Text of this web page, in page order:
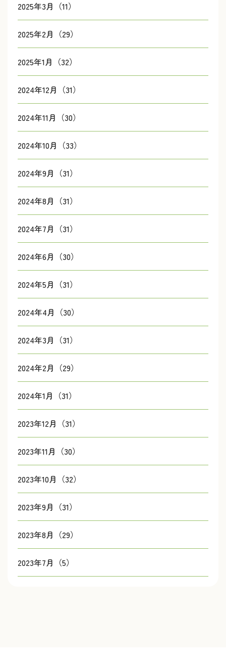
2025年3月（11）
2025年2月（29）
2025年1月（32）
2024年12月（31）
2024年11月（30）
2024年10月（33）
2024年9月（31）
2024年8月（31）
2024年7月（31）
2024年6月（30）
2024年5月（31）
2024年4月（30）
2024年3月（31）
2024年2月（29）
2024年1月（31）
2023年12月（31）
2023年11月（30）
2023年10月（32）
2023年9月（31）
2023年8月（29）
2023年7月（5）